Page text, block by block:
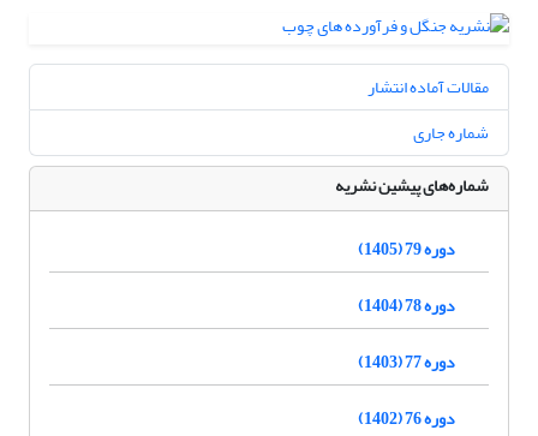
مقالات آماده انتشار
شماره جاری
شماره‌های پیشین نشریه
دوره 79 (1405)
دوره 78 (1404)
دوره 77 (1403)
دوره 76 (1402)